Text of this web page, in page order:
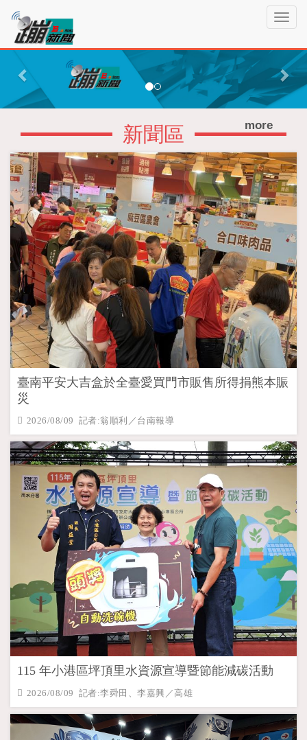
T
g
l
e
v
g
a
t
i
蹦
新
聞P
r
v
u
s
N
e
x
t
新聞區 more
臺南平安大吉盒於全臺愛買門市販售所得捐熊本賑
災
2026/08/09 記者:翁順利／台南報導
115 年小港區坪頂里水資源宣導暨節能減碳活動
2026/08/09 記者:李舜田、李嘉興／高雄